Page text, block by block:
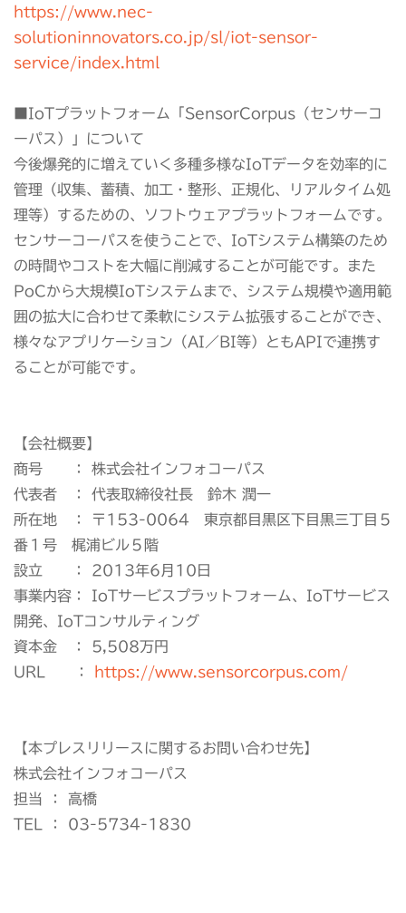
https://www.nec-
solutioninnovators.co.jp/sl/iot-sensor-
service/index.html
■IoTプラットフォーム「SensorCorpus（センサーコ
ーパス）」について
今後爆発的に増えていく多種多様なIoTデータを効率的に
管理（収集、蓄積、加工・整形、正規化、リアルタイム処
理等）するための、ソフトウェアプラットフォームです。
センサーコーパスを使うことで、IoTシステム構築のため
の時間やコストを大幅に削減することが可能です。また
PoCから大規模IoTシステムまで、システム規模や適用範
囲の拡大に合わせて柔軟にシステム拡張することができ、
様々なアプリケーション（AI／BI等）ともAPIで連携す
ることが可能です。
【会社概要】
商号 ： 株式会社インフォコーパス
代表者 ： 代表取締役社長 鈴木 潤一
所在地 ： 〒153-0064 東京都目黒区下目黒三丁目５
番１号 梶浦ビル５階
設立 ： 2013年6月10日
事業内容： IoTサービスプラットフォーム、IoTサービス
開発、IoTコンサルティング
資本金 ： 5,508万円
URL ：
https://www.sensorcorpus.com/
【本プレスリリースに関するお問い合わせ先】
株式会社インフォコーパス
担当 ： 高橋
TEL ： 03-5734-1830